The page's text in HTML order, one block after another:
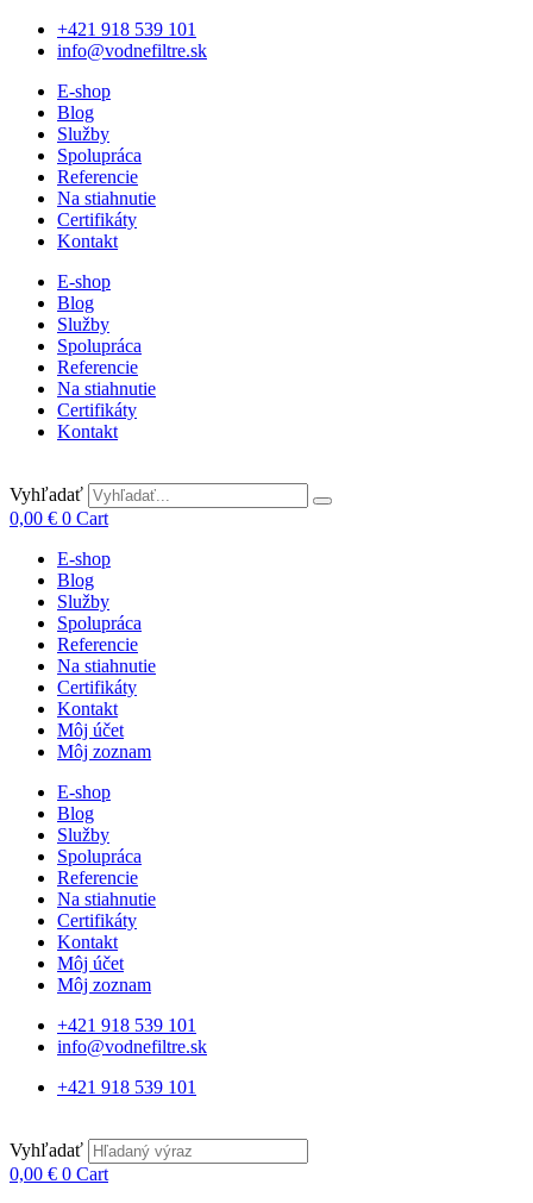
+421 918 539 101
info@vodnefiltre.sk
E-shop
Blog
Služby
Spolupráca
Referencie
Na stiahnutie
Certifikáty
Kontakt
E-shop
Blog
Služby
Spolupráca
Referencie
Na stiahnutie
Certifikáty
Kontakt
Vyhľadať
0,00 € 0 Cart
E-shop
Blog
Služby
Spolupráca
Referencie
Na stiahnutie
Certifikáty
Kontakt
Môj účet
Môj zoznam
E-shop
Blog
Služby
Spolupráca
Referencie
Na stiahnutie
Certifikáty
Kontakt
Môj účet
Môj zoznam
+421 918 539 101
info@vodnefiltre.sk
+421 918 539 101
Vyhľadať
0,00 € 0 Cart